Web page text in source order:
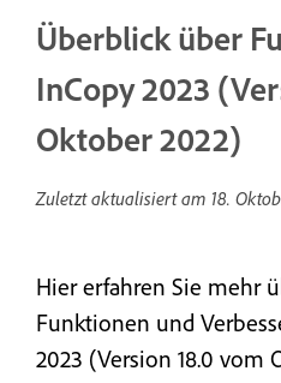
Überblick über
InCopy 2023
Oktober 2022)
Zuletzt aktualisiert am 18.
Hier erfahren Sie mehr
Funktionen und
2023 (Version 18.0 vom